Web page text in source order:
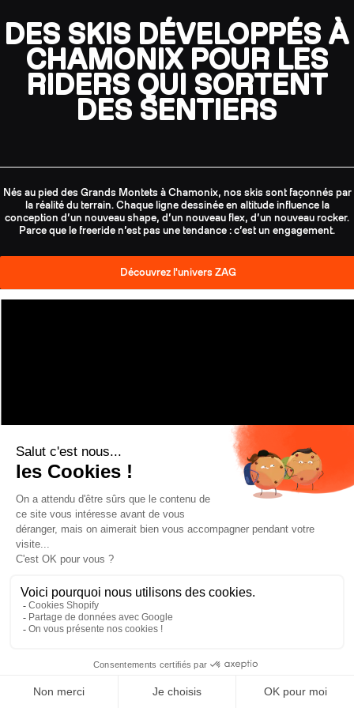
DES SKIS DÉVELOPPÉS À
CHAMONIX POUR LES
RIDERS QUI SORTENT
DES SENTIERS
Nés au pied des Grands Montets à Chamonix, nos skis sont façonnés par
la réalité du terrain. Chaque ligne dessinée en altitude influence la
conception d’un nouveau shape, d’un nouveau flex, d’un nouveau rocker.
Parce que le freeride n’est pas une tendance : c’est un engagement.
Découvrez l'univers ZAG